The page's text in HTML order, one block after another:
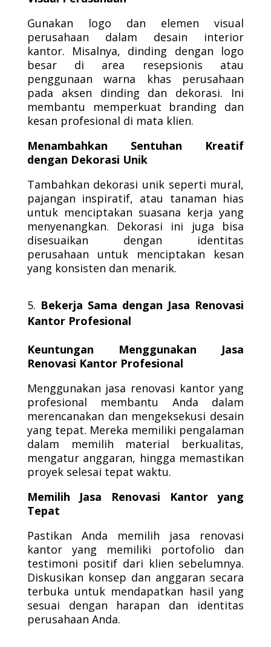
Gunakan logo dan elemen visual
perusahaan dalam desain interior
kantor. Misalnya, dinding dengan logo
besar di area resepsionis atau
penggunaan warna khas perusahaan
pada aksen dinding dan dekorasi. Ini
membantu memperkuat branding dan
kesan profesional di mata klien.
Menambahkan Sentuhan Kreatif
dengan Dekorasi Unik
Tambahkan dekorasi unik seperti mural,
pajangan inspiratif, atau tanaman hias
untuk menciptakan suasana kerja yang
menyenangkan. Dekorasi ini juga bisa
disesuaikan dengan identitas
perusahaan untuk menciptakan kesan
yang konsisten dan menarik.
Bekerja Sama dengan Jasa Renovasi
Kantor Profesional
Keuntungan Menggunakan Jasa
Renovasi Kantor Profesional
Menggunakan jasa renovasi kantor yang
profesional membantu Anda dalam
merencanakan dan mengeksekusi desain
yang tepat. Mereka memiliki pengalaman
dalam memilih material berkualitas,
mengatur anggaran, hingga memastikan
proyek selesai tepat waktu.
Memilih Jasa Renovasi Kantor yang
Tepat
Pastikan Anda memilih jasa renovasi
kantor yang memiliki portofolio dan
testimoni positif dari klien sebelumnya.
Diskusikan konsep dan anggaran secara
terbuka untuk mendapatkan hasil yang
sesuai dengan harapan dan identitas
perusahaan Anda.